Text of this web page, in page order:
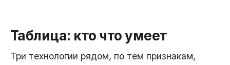
Таблица: кто что умеет
Три технологии рядом, по тем признакам,